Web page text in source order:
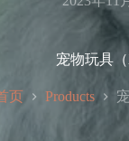
宠物玩具
页 Products